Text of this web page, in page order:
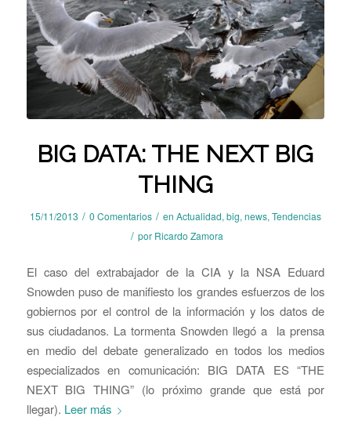
BIG DATA: THE NEXT BIG
THING
15/11/2013 / 0 Comentarios / en Actualidad, big, news, Tendencias
/ por Ricardo Zamora
El caso del extrabajador de la CIA y la NSA Eduard
Snowden puso de manifiesto los grandes esfuerzos de los
gobiernos por el control de la información y los datos de
sus ciudadanos. La tormenta Snowden llegó a la prensa
en medio del debate generalizado en todos los medios
especializados en comunicación: BIG DATA ES “THE
NEXT BIG THING” (lo próximo grande que está por
llegar). Leer más